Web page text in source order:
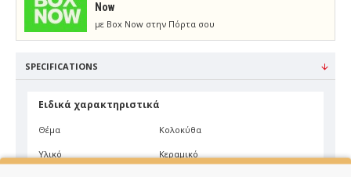
Now
με Box Now στην Πόρτα σου
SPECIFICATIONS
Ειδικά χαρακτηριστικά
Θέμα Κολοκύθα
Υλικό Κεραμικό